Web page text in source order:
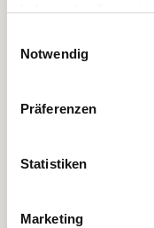
haben oder die sie
Notwendig
Präferenzen
Statistiken
Marketing
Erich Sterchi